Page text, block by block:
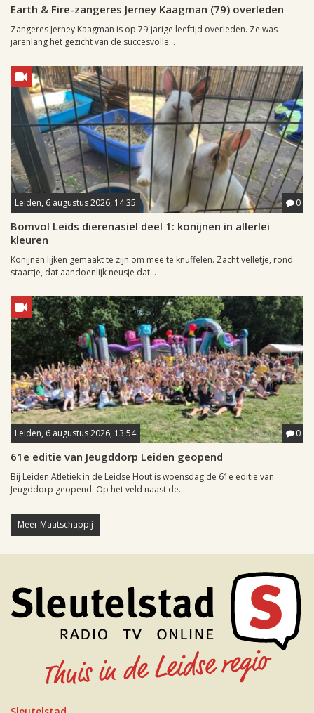
Earth & Fire-zangeres Jerney Kaagman (79) overleden
Zangeres Jerney Kaagman is op 79-jarige leeftijd overleden. Ze was
jarenlang het gezicht van de succesvolle...
Leiden, 6 augustus 2026, 14:35 0
Bomvol Leids dierenasiel deel 1: konijnen in allerlei
kleuren
Konijnen lijken gemaakt te zijn om mee te knuffelen. Zacht velletje, rond
staartje, dat aandoenlijk neusje dat...
Leiden, 6 augustus 2026, 13:54 0
61e editie van Jeugddorp Leiden geopend
Bij Leiden Atletiek in de Leidse Hout is woensdag de 61e editie van
Jeugddorp geopend. Op het veld naast de...
Meer Maatschappij